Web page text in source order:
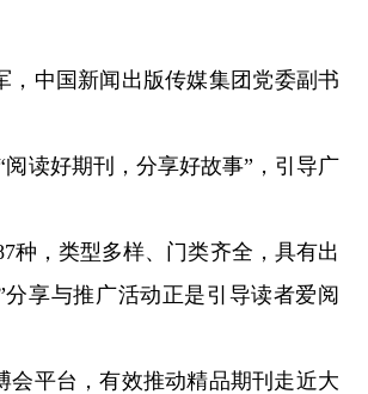
，中国新闻出版传媒集团党委副书
读好期刊，分享好故事”，引导广
，类型多样、门类齐全，具有出
享与推广活动正是引导读者爱阅
平台，有效推动精品期刊走近大